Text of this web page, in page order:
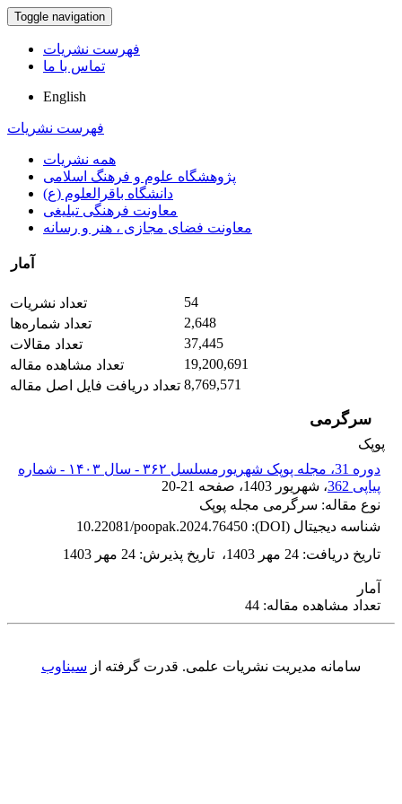
Toggle navigation
فهرست نشریات
تماس با ما
English
فهرست نشریات
همه نشریات
پژوهشگاه علوم و فرهنگ اسلامی
دانشگاه باقرالعلوم (ع)
معاونت فرهنگی تبلیغی
معاونت فضای مجازی ، هنر و رسانه
آمار
تعداد نشریات
54
تعداد شماره‌ها
2,648
تعداد مقالات
37,445
تعداد مشاهده مقاله
19,200,691
تعداد دریافت فایل اصل مقاله 8,769,571
سرگرمی
پوپک
دوره 31، مجله پوپک شهریورمسلسل ۳۶۲ - سال ۱۴۰۳ - شماره
پیاپی 362
، شهریور 1403 ، صفحه 20-21
نوع مقاله: سرگرمی مجله پوپک
شناسه دیجیتال (DOI):
10.22081/poopak.2024.76450
تاریخ دریافت: 24 مهر 1403 ، تاریخ پذیرش: 24 مهر 1403
آمار
تعداد مشاهده مقاله: 44
سامانه مدیریت نشریات علمی. قدرت گرفته از سیناوب